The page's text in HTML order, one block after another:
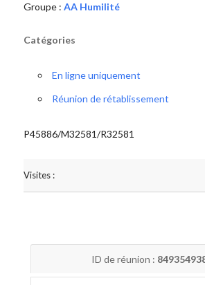
Groupe : AA Humilité
Catégories
En ligne uniquement
Réunion de rétablissement
P45886/M32581/R32581
Visites :
ID de réunion :